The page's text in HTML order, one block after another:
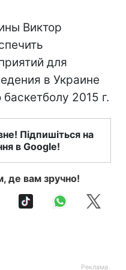
Виктор
для
в Украине
2015 г.
Підпишіться на
в Google!
де вам зручно!